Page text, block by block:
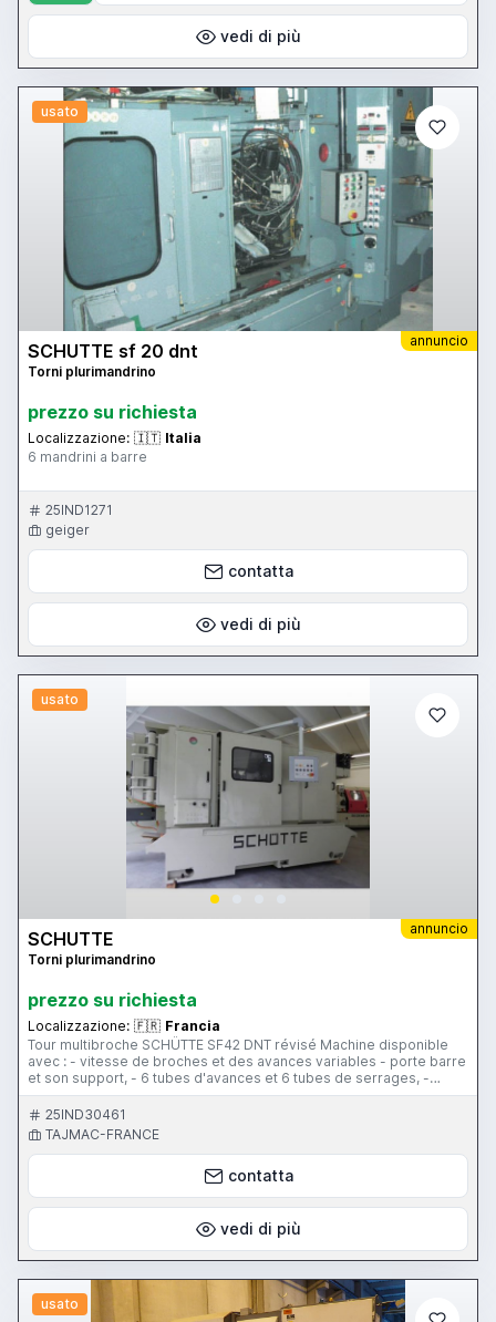
vedi di più
usato
annuncio
SCHUTTE sf 20 dnt
Torni plurimandrino
prezzo su richiesta
Localizzazione: 🇮🇹 Italia
6 mandrini a barre
25IND1271
geiger
contatta
vedi di più
usato
annuncio
SCHUTTE
Torni plurimandrino
prezzo su richiesta
Localizzazione: 🇫🇷 Francia
Tour multibroche SCHÜTTE SF42 DNT révisé Machine disponible
avec : - vitesse de broches et des avances variables - porte barre
et son support, - 6 tubes d'avances et 6 tubes de serrages, -
armoire électrique neuve, - pompe d'arrosage électrique
Appareillage et porte outils : - sur demande
25IND30461
TAJMAC-FRANCE
contatta
vedi di più
usato